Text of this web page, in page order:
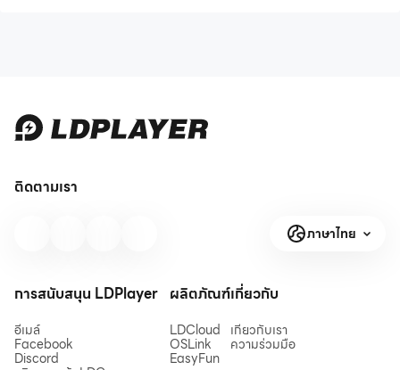
ติดตามเรา
ภาษาไทย
การสนับสนุน LDPlayer
อีเมล์
Facebook
Discord
ผลิตภัณฑ์
LDCloud
OSLink
EasyFun
เกี่ยวกับ
เกี่ยวกับเรา
ความร่วมมือ